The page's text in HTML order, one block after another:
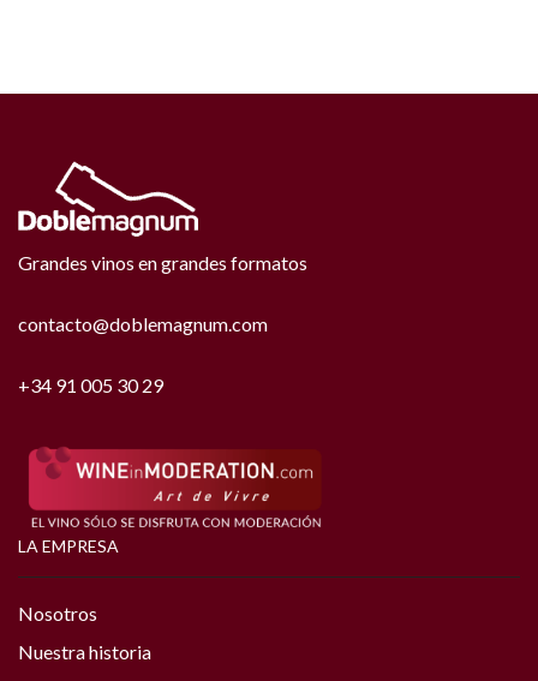
Grandes vinos en grandes formatos
contacto@doblemagnum.com
+34 91 005 30 29
LA EMPRESA
Nosotros
Nuestra historia